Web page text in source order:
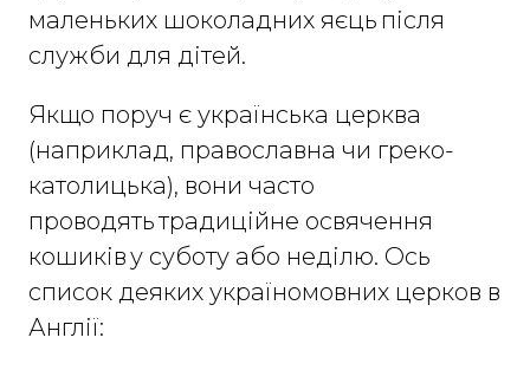
маленьких шоколадних яєць після
служби для дітей.
Якщо поруч є українська церква
(наприклад, православна чи греко-
католицька), вони часто
проводять традиційне освячення
кошиків у суботу або неділю. Ось
список деяких україномовних церков в
Англії: